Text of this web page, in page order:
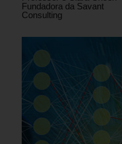
Fundadora da Savant
Consulting